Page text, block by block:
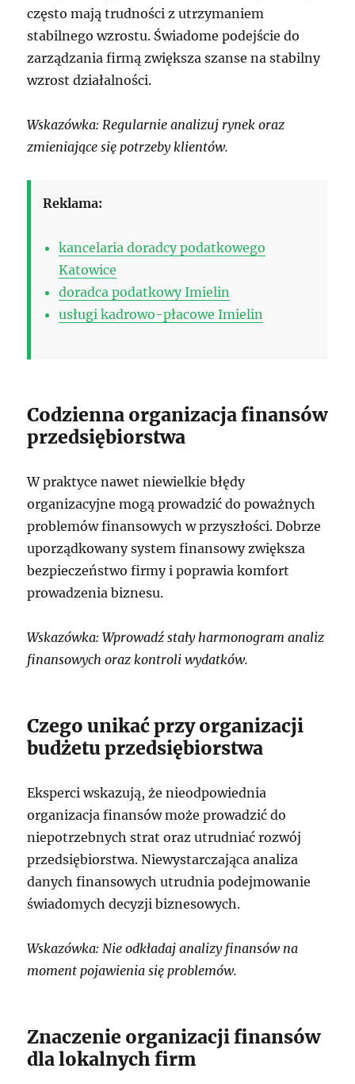
często mają trudności z utrzymaniem
stabilnego wzrostu. Świadome podejście do
zarządzania firmą zwiększa szanse na stabilny
wzrost działalności.
Wskazówka: Regularnie analizuj rynek oraz
zmieniające się potrzeby klientów.
Reklama:
kancelaria doradcy podatkowego
Katowice
doradca podatkowy Imielin
usługi kadrowo-płacowe Imielin
Codzienna organizacja finansów
przedsiębiorstwa
W praktyce nawet niewielkie błędy
organizacyjne mogą prowadzić do poważnych
problemów finansowych w przyszłości. Dobrze
uporządkowany system finansowy zwiększa
bezpieczeństwo firmy i poprawia komfort
prowadzenia biznesu.
Wskazówka: Wprowadź stały harmonogram analiz
finansowych oraz kontroli wydatków.
Czego unikać przy organizacji
budżetu przedsiębiorstwa
Eksperci wskazują, że nieodpowiednia
organizacja finansów może prowadzić do
niepotrzebnych strat oraz utrudniać rozwój
przedsiębiorstwa. Niewystarczająca analiza
danych finansowych utrudnia podejmowanie
świadomych decyzji biznesowych.
Wskazówka: Nie odkładaj analizy finansów na
moment pojawienia się problemów.
Znaczenie organizacji finansów
dla lokalnych firm